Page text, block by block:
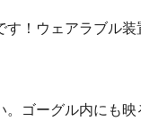
！ウェアラブル
ゴーグル内にも